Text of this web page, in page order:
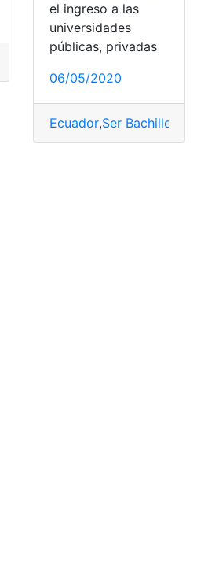
el ingreso a las
universidades
públicas, privadas
06/05/2020
Ecuador,Ser Bachiller